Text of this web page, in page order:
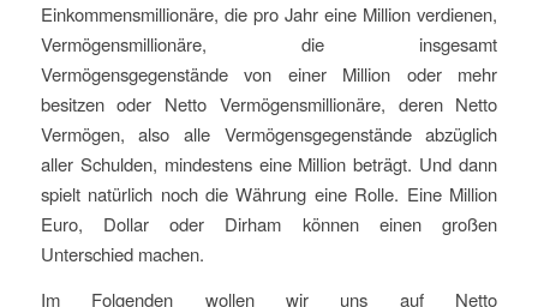
Einkommensmillionäre, die pro Jahr eine Million verdienen,
Vermögensmillionäre, die insgesamt
Vermögensgegenstände von einer Million oder mehr
besitzen oder Netto Vermögensmillionäre, deren Netto
Vermögen, also alle Vermögensgegenstände abzüglich
aller Schulden, mindestens eine Million beträgt. Und dann
spielt natürlich noch die Währung eine Rolle. Eine Million
Euro, Dollar oder Dirham können einen großen
Unterschied machen.
Im Folgenden wollen wir uns auf Netto